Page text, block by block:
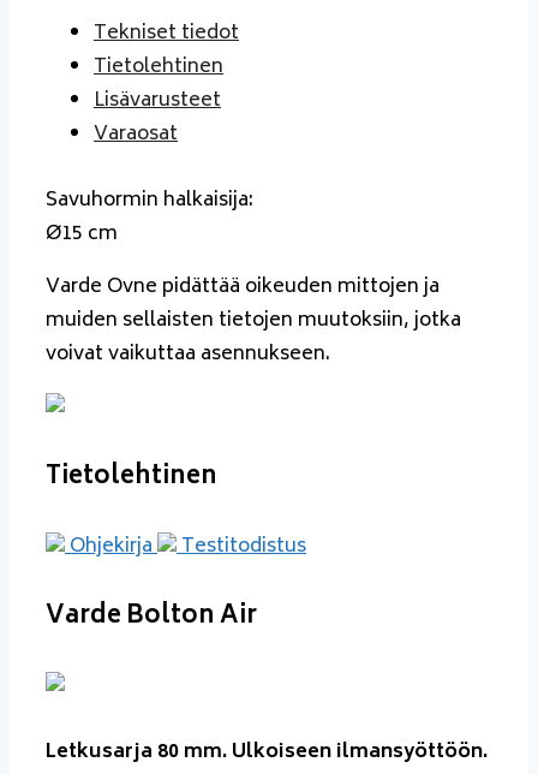
Tekniset tiedot
Tietolehtinen
Lisävarusteet
Varaosat
Savuhormin halkaisija:
Ø15 cm
Varde Ovne pidättää oikeuden mittojen ja
muiden sellaisten tietojen muutoksiin, jotka
voivat vaikuttaa asennukseen.
Tietolehtinen
Ohjekirja Testitodistus
Varde Bolton Air
Letkusarja 80 mm. Ulkoiseen ilmansyöttöön.